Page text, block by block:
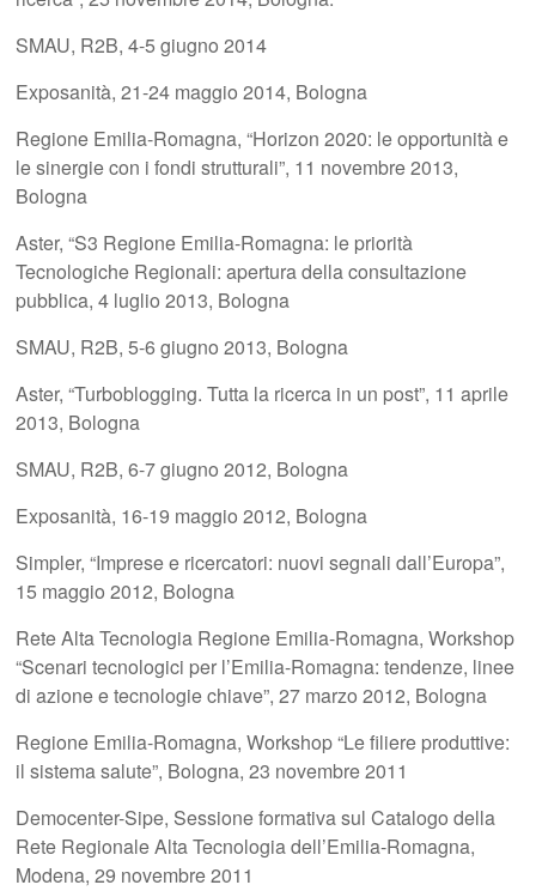
SMAU, R2B, 4-5 giugno 2014
Exposanità, 21-24 maggio 2014, Bologna
Regione Emilia-Romagna, “Horizon 2020: le opportunità e
le sinergie con i fondi strutturali”, 11 novembre 2013,
Bologna
Aster, “S3 Regione Emilia-Romagna: le priorità
Tecnologiche Regionali: apertura della consultazione
pubblica, 4 luglio 2013, Bologna
SMAU, R2B, 5-6 giugno 2013, Bologna
Aster, “Turboblogging. Tutta la ricerca in un post”, 11 aprile
2013, Bologna
SMAU, R2B, 6-7 giugno 2012, Bologna
Exposanità, 16-19 maggio 2012, Bologna
Simpler, “Imprese e ricercatori: nuovi segnali dall’Europa”,
15 maggio 2012, Bologna
Rete Alta Tecnologia Regione Emilia-Romagna, Workshop
“Scenari tecnologici per l’Emilia-Romagna: tendenze, linee
di azione e tecnologie chiave”, 27 marzo 2012, Bologna
Regione Emilia-Romagna, Workshop “Le filiere produttive:
il sistema salute”, Bologna, 23 novembre 2011
Democenter-Sipe, Sessione formativa sul Catalogo della
Rete Regionale Alta Tecnologia dell’Emilia-Romagna,
Modena, 29 novembre 2011